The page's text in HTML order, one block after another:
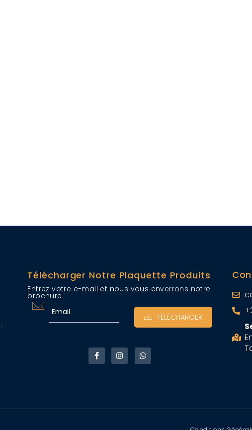
Télécharger Notre Plaquette Produits
Entrez votre e-mail et nous vous enverrons notre
brochure
TÉLÉCHARGER